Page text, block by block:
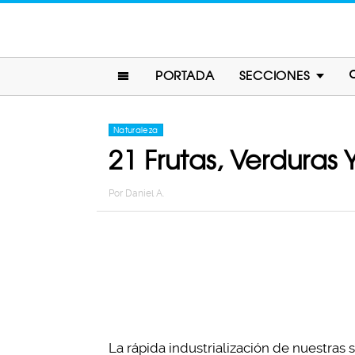
PORTADA SECCIONES
Naturaleza
21 Frutas,
Por Daniel A.
La rápida industrialización de nuestras